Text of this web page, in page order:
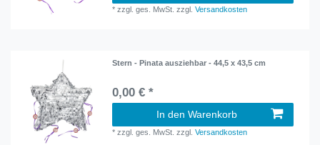
*zzgl. ges. MwSt. zzgl.Versandkosten
Stern - Pinata ausziehbar - 44,5 x 43,5 cm
0,00 € *
In den Warenkorb
*zzgl. ges. MwSt. zzgl.Versandkosten